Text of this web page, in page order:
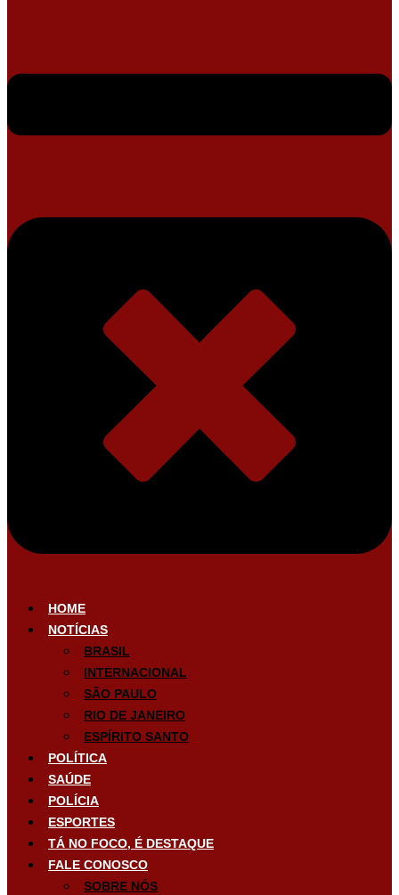
HOME
NOTÍCIAS
BRASIL
INTERNACIONAL
SÃO PAULO
RIO DE JANEIRO
ESPÍRITO SANTO
POLÍTICA
SAÚDE
POLÍCIA
ESPORTES
TÁ NO FOCO, É DESTAQUE
FALE CONOSCO
SOBRE NÓS